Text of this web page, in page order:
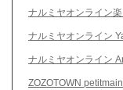
ナルミヤオンライン
ナルミヤオンライン
ナルミヤオンライン
ZOZOTOWN